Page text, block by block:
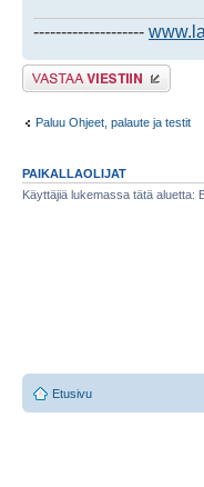
--------------------
Lähetä vastaus
Paluu Ohjeet, palaute ja testit
PAIKALLAOLIJAT
Käyttäjiä lukemassa tätä aluetta:
Etusivu